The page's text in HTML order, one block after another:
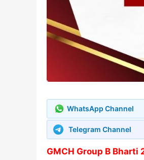
WhatsApp Channel
Telegram Channel
GMCH Group B Bharti